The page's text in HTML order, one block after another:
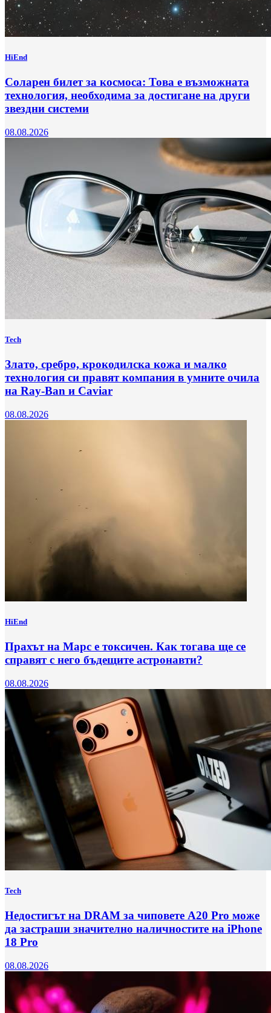
HiEnd
Соларен билет за космоса: Това е възможната
технология, необходима за достигане на други
звездни системи
08.08.2026
Tech
Злато, сребро, крокодилска кожа и малко
технология си правят компания в умните очила
на Ray-Ban и Caviar
08.08.2026
HiEnd
Прахът на Марс е токсичен. Как тогава ще се
справят с него бъдещите астронавти?
08.08.2026
Tech
Недостигът на DRAM за чиповете A20 Pro може
да застраши значително наличностите на iPhone
18 Pro
08.08.2026